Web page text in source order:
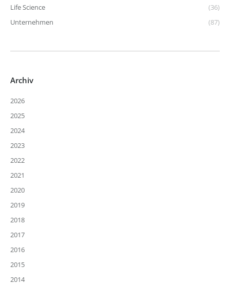
Life Science
(36)
Unternehmen
(87)
Archiv
2026
2025
2024
2023
2022
2021
2020
2019
2018
2017
2016
2015
2014